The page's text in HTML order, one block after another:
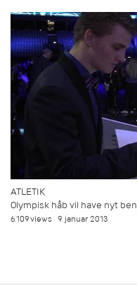
ATLETIK
Olympisk håb vil have nyt ben
6.109 views 9. januar 2013